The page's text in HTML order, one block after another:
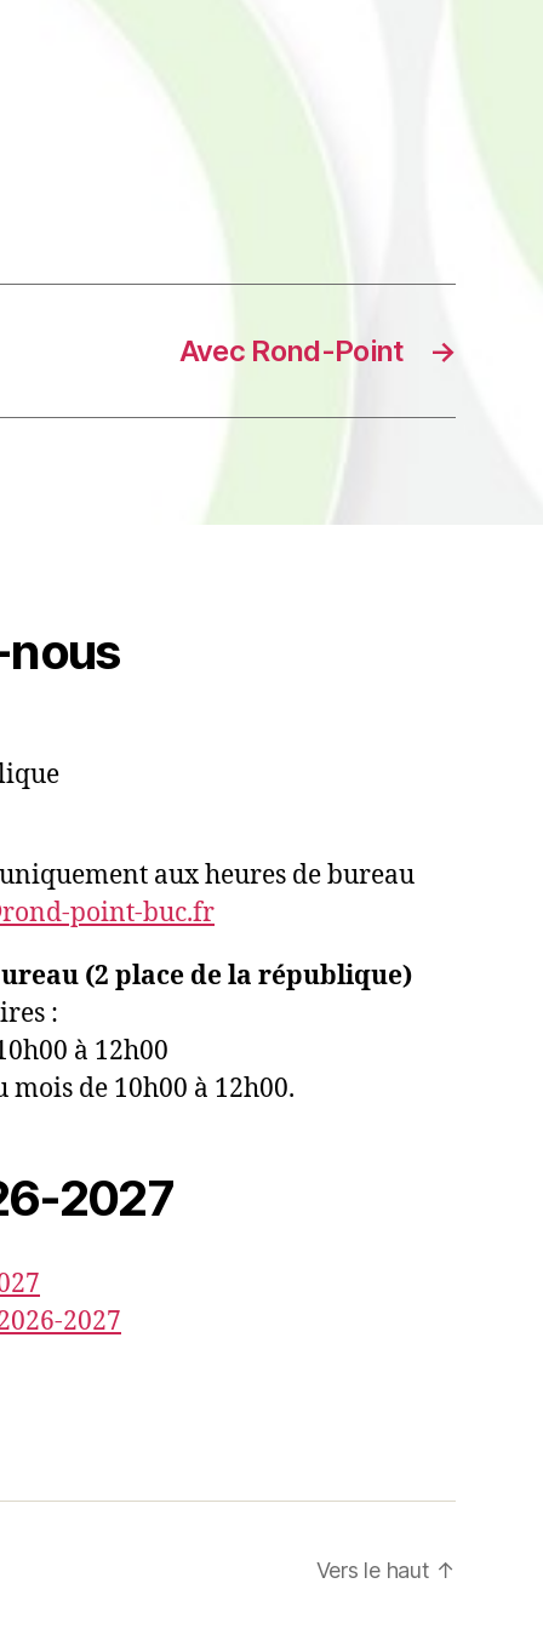
→
Avec Rond-Point
aux heures de bureau
point-buc.fr
(2 place de la république)
:
à 12h00
mois de 10h00 à 12h00.
2027
2027
Vers le haut ↑